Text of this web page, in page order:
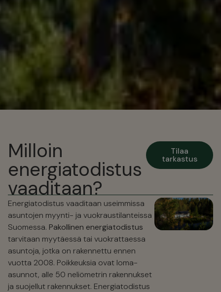
Milloin
energiatodistus
vaaditaan?
Tilaa
tarkastus
Energiatodistus vaaditaan useimmissa
asuntojen myynti- ja vuokraustilanteissa
Suomessa. Pakollinen energiatodistus
tarvitaan myytäessä tai vuokrattaessa
asuntoja, jotka on rakennettu ennen
vuotta 2008. Poikkeuksia ovat loma-
asunnot, alle 50 neliömetrin rakennukset
ja suojellut rakennukset. Energiatodistus